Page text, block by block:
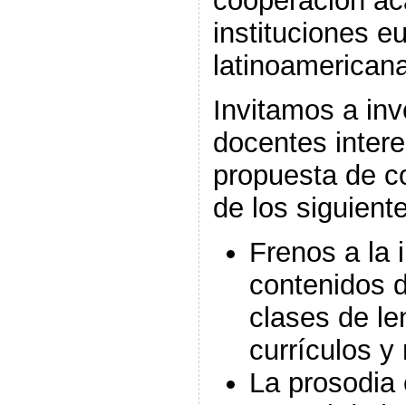
instituciones
Invitamos a
docentes
propuesta de
de los
Frenos a la
contenidos
clases de
currículos y
La prosodia